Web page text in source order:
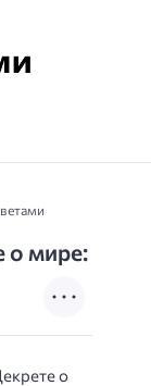
о мире:
о